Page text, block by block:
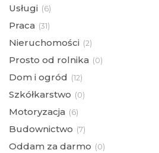
Usługi (6)
Praca (31)
Nieruchomości (2)
Prosto od rolnika (0)
Dom i ogród (12)
Szkółkarstwo (0)
Motoryzacja (6)
Budownictwo (7)
Oddam za darmo (0)